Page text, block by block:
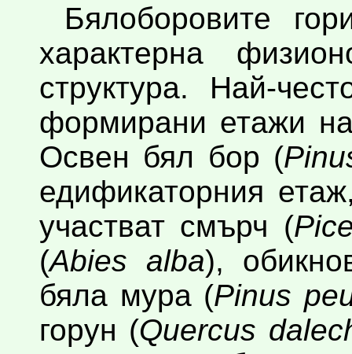
Бялоборовите
характерна
структура. Най-
формирани етажи
Освен бял бор (
едификаторния
участват смърч (
(Abies alba),
бяла мура (Pinus
горун (Quercus